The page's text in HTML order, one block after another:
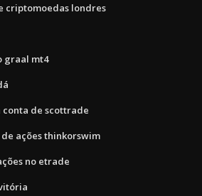
criptomoedas londres
graal mt4
conta de scottrade
ações thinkorswim
no etrade